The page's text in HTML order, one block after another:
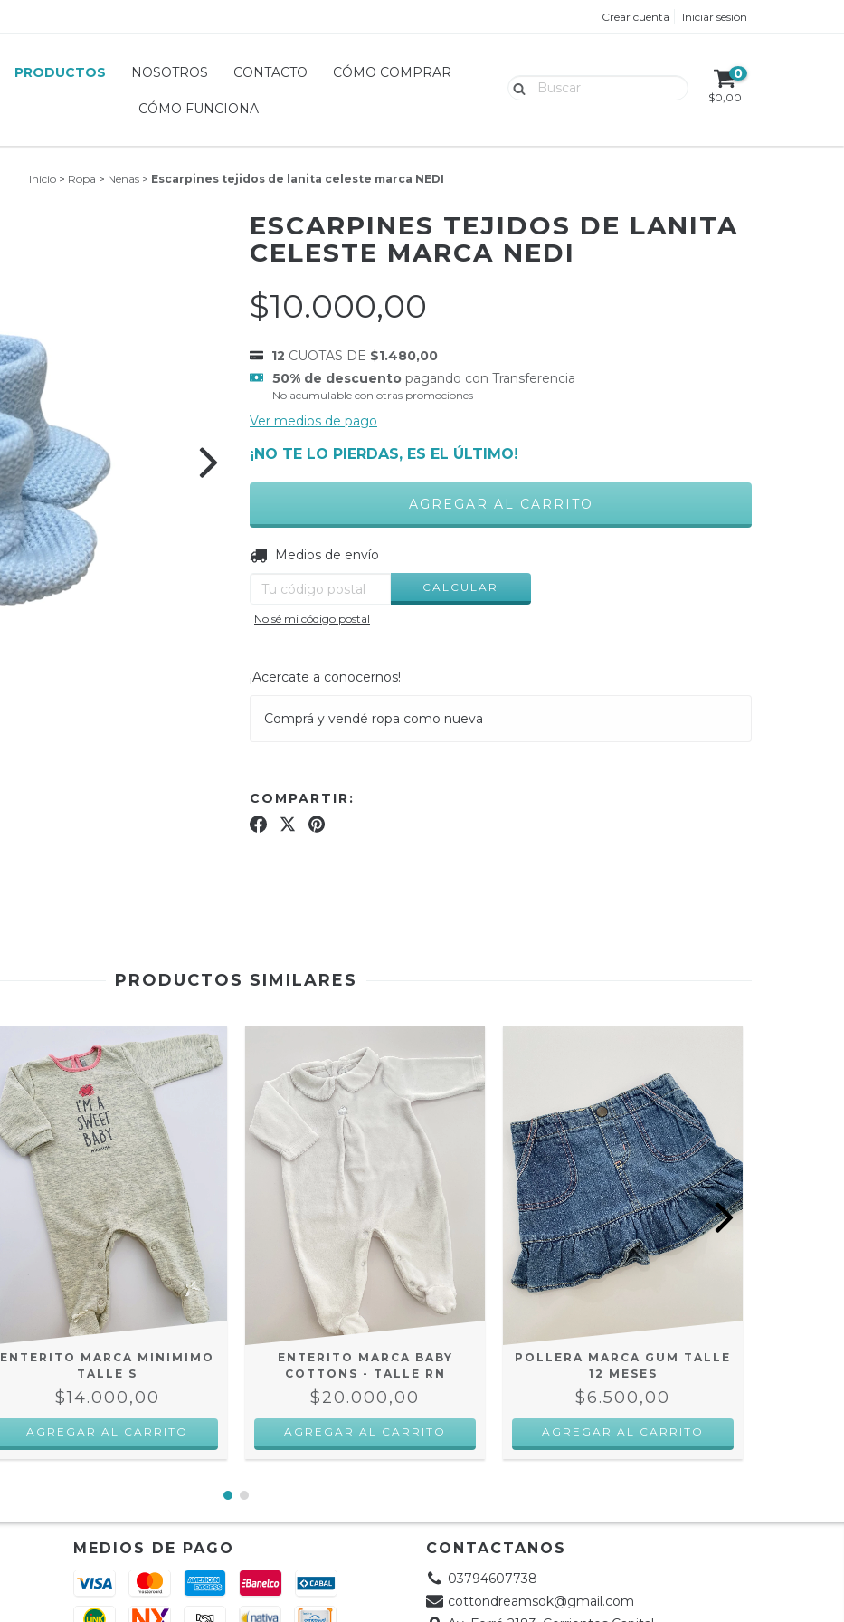
Crear cuenta Iniciar sesión
PRODUCTOS NOSOTROS CONTACTO CÓMO COMPRAR
CÓMO FUNCIONA
0
$0,00
Inicio > Ropa > Nenas > Escarpines tejidos de lanita celeste marca NEDI
ESCARPINES TEJIDOS DE LANITA
CELESTE MARCA NEDI
$10.000,00
12 CUOTAS DE $1.480,00
50% de descuento pagando con Transferencia
No acumulable con otras promociones
Ver medios de pago
¡NO TE LO PIERDAS, ES EL ÚLTIMO!
Entregas para el CP:
Medios de envío
CALCULAR
No sé mi código postal
¡Acercate a conocernos!
Comprá y vendé ropa como nueva
COMPARTIR:
PRODUCTOS SIMILARES
ENTERITO MARCA MINIMIMO
TALLE S
$14.000,00
ENTERITO MARCA BABY
COTTONS - TALLE RN
$20.000,00
POLLERA MARCA GUM TALLE
12 MESES
$6.500,00
MEDIOS DE PAGO CONTACTANOS
03794607738
cottondreamsok@gmail.com